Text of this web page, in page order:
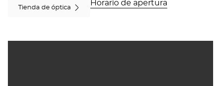
LilasTienda de óptica
Horario de apertura